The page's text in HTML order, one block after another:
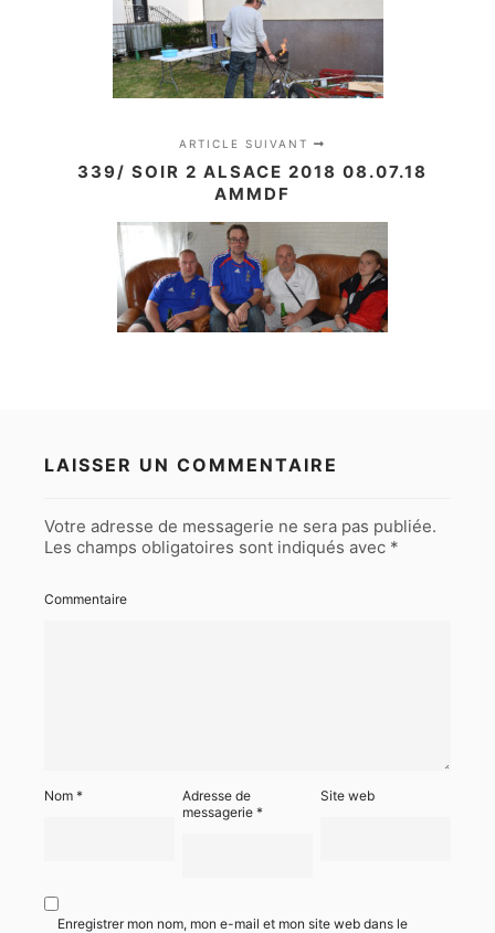
ARTICLE SUIVANT
339/ SOIR 2 ALSACE 2018 08.07.18
AMMDF
LAISSER UN COMMENTAIRE
Votre adresse de messagerie ne sera pas publiée.
Les champs obligatoires sont indiqués avec *
Commentaire
Nom *
Adresse de
messagerie*
Site web
Enregistrer mon nom, mon e-mail et mon site web dans le